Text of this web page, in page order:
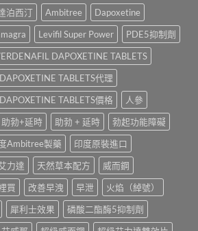
泊西汀 Ambitree
Dapoxetine
Levifil Super Power
PDE5抑制劑
DAPOXETINE TABLETS
TABLETS代理
TABLETS價格
人參
助勃+延時 助勃 + 延時
勃起功能障礙
Ambitree製藥
印度原裝進口
力達 天然草本配方
威而鋼
買 改善早洩 早泄
火焰（綽號）
犀利士效果
磷酸二酯酶5抑制劑